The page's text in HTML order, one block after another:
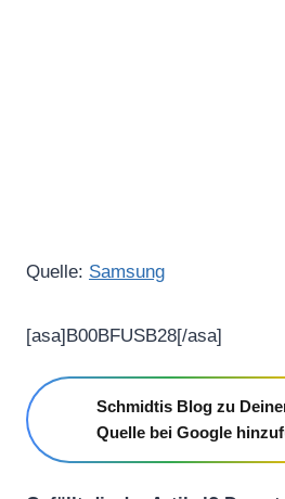
Quelle: Samsung
[asa]B00BFUSB28[/asa]
Schmidtis Blog zu
Quelle bei Google